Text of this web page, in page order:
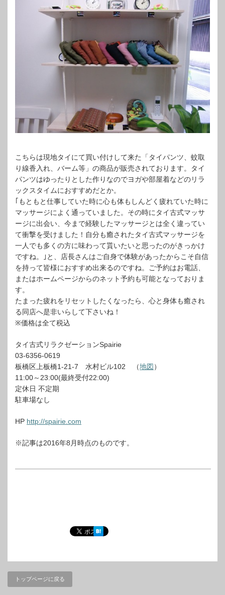
こちらは現地タイにて買い付けして来た「タイパンツ、蚊取
り線香入れ、バーム等」の商品が販売されております。タイ
パンツはゆったりとした作りなのでヨガや部屋着などのリラ
ックスタイムにおすすめだとか。
｢もともと仕事していた時に心も体もしんどく疲れていた時に
マッサージによく通っていました。その時にタイ古式マッサ
ージに出会い、今まで経験したマッサージとは全く違ってい
て衝撃を受けました！自分も癒されたタイ古式マッサージを
一人でも多くの方に味わって貰いたいと思ったのがきっかけ
ですね。｣と、店長さんはご自身で体験があったからこそ自信
を持って皆様におすすめ出来るのですね。ご予約はお電話、
またはホームページからのネット予約も可能となっておりま
す。
たまった疲れをリセットしたくなったら、心と身体も癒され
る同店へ是非いらして下さいね！
※価格は全て税込
タイ古式リラクゼーションSpairie
03-6356-0619
板橋区上板橋1-21-7 水村ビル102 （地図 ）
11:00～23:00(最終受付22:00)
定休日 不定期
駐車場なし
HP http://spairie.com
※記事は2016年8月時点のものです。
トップページに戻る